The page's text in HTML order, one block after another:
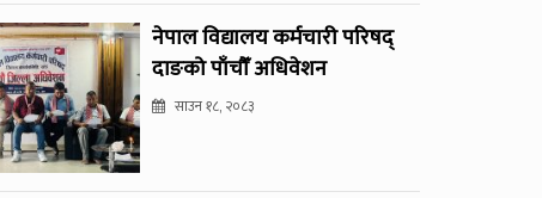
नेपाल विद्यालय कर्मचारी परिषद्
दाङको पाँचौँ अधिवेशन
साउन १८, २०८३